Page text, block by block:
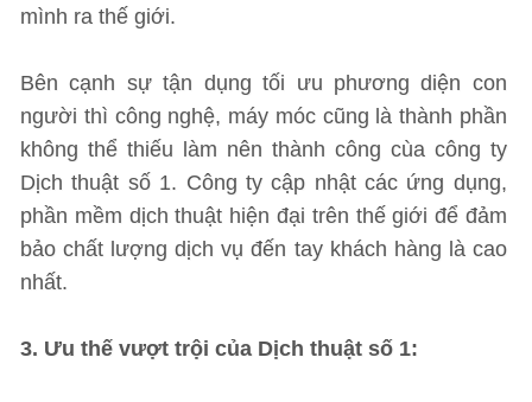
mình ra thế giới.
Bên cạnh sự tận dụng tối ưu phương diện con
người thì công nghệ, máy móc cũng là thành phần
không thể thiếu làm nên thành công cùa công ty
Dịch thuật số 1. Công ty cập nhật các ứng dụng,
phần mềm dịch thuật hiện đại trên thế giới để đảm
bảo chất lượng dịch vụ đến tay khách hàng là cao
nhất.
3. Ưu thế vượt trội của Dịch thuật số 1: